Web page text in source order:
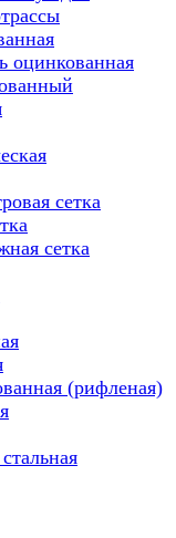
оцинкованная
сетка
сетка
(рифленая)